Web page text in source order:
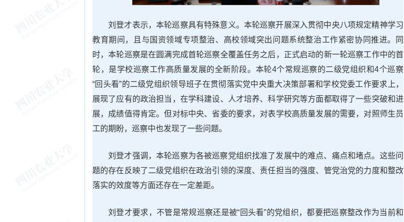
刘登才表示，本轮巡察具有特殊意义。本轮巡察开展深入贯彻中央八项规定精神学习
教育期间，且与国资领域专项整治、高校领域突出问题系统整治工作紧密协同推进。同
时，本轮巡察是在圆满完成首轮巡察全覆盖任务之后，正式启动的新一轮巡察工作中的首
轮，是学校巡察工作高质量发展的全新阶段。本轮4个常规巡察的二级党组织和4个巡察
“回头看”的二级党组织领导班子在贯彻落实党中央重大决策部署和学校党委工作要求上，
展现了应有的政治担当，在学科建设、人才培养、科学研究等方面都取得了一些突破和进
展，成绩值得肯定。但对标中央、省委的要求，对表学校高质量发展的需要，对照师生员
工的期盼，巡察中也发现了一些问题。
刘登才强调，本轮巡察为各被巡察党组织找准了发展中的难点、痛点和堵点。这些问
题的存在反映了二级党组织在政治引领的深度、责任担当的强度、管党治党的力度和整改
落实的效度等方面还存在一定差距。
刘登才要求，不管是常规巡察还是被“回头看”的党组织，都要把巡察整改作为当前和